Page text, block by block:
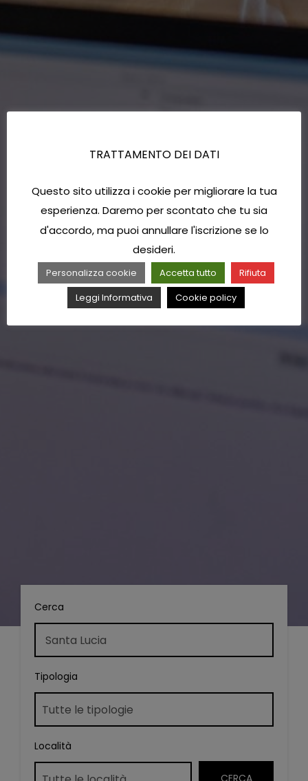
Cerca
Tipologia
Località
TRATTAMENTO DEI DATI
Questo sito utilizza i cookie per migliorare la tua
esperienza. Daremo per scontato che tu sia
d'accordo, ma puoi annullare l'iscrizione se lo
desideri.
Personalizza cookie Accetta tutto
Rifiuta
Leggi Informativa
Cookie policy